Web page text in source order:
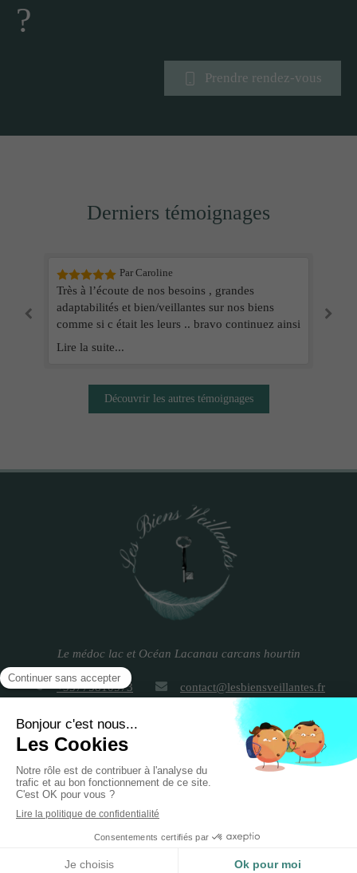
?
Prendre rendez-vous
Derniers témoignages
Par Thomas
Nous avons passé un séjour très agréable en
partie grâce à Chrystel, réactive, arrangeante,
disponible et très sympathique ! Je recommande
pour les prochains.
Lire la suite...
Par Caroline
Très à l’écoute de nos besoins , grandes
adaptabilités et bien/veillantes sur nos biens
comme si c était les leurs .. bravo continuez ainsi
Lire la suite...
Par Ines
Je suis reconnaissante pour l'assistance précieuse
fournie. Leur engagement envers l'excellence est
évident à chaque étape!
Lire la suite...
Découvrir les autres témoignages
Le médoc lac et Océan Lacanau carcans hourtin
+33775810573 contact@lesbiensveillantes.fr
Plan du site
Création et référencement du site par